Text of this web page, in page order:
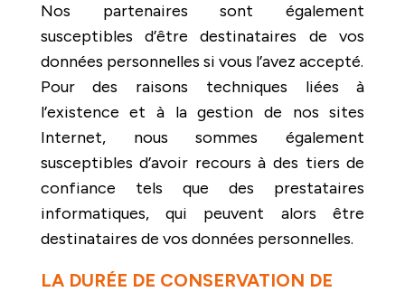
Nos partenaires sont également
susceptibles d’être destinataires de vos
données personnelles si vous l’avez accepté.
Pour des raisons techniques liées à
l’existence et à la gestion de nos sites
Internet, nous sommes également
susceptibles d’avoir recours à des tiers de
confiance tels que des prestataires
informatiques, qui peuvent alors être
destinataires de vos données personnelles.
LA DURÉE DE CONSERVATION DE